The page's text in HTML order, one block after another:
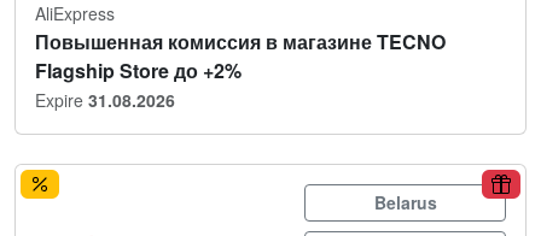
AliExpress
Повышенная комиссия в магазине TECNO
Flagship Store до +2%
Expire 31.08.2026
Belarus